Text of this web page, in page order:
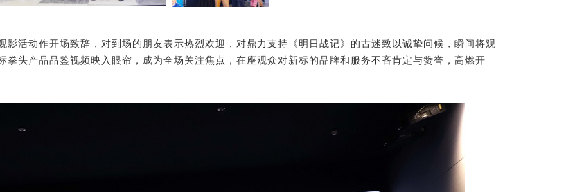
活动作开场致辞，对到场的朋友表示热烈欢迎， 对鼎力支持 《明日战记》的古迷致以诚挚问候，瞬间将观
拳头产品品鉴视频映 入眼帘 ， 成为全场关注焦点 ，在座观众对新标的品牌和服务不吝肯定与赞誉，高燃开